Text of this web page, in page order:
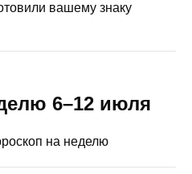
вашему знаку
6–12 июля
на неделю